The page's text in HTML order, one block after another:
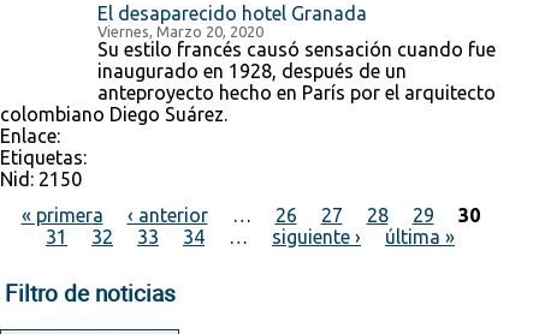
El desaparecido hotel Granada
Viernes, Marzo 20, 2020
Su estilo francés causó sensación cuando fue
inaugurado en 1928, después de un
anteproyecto hecho en París por el arquitecto
colombiano Diego Suárez.
Enlace:
Etiquetas:
Nid: 2150
Páginas
« primera ‹ anterior … 26 27 28 29
30
31
32 33 34 … siguiente › última »
Filtro de noticias